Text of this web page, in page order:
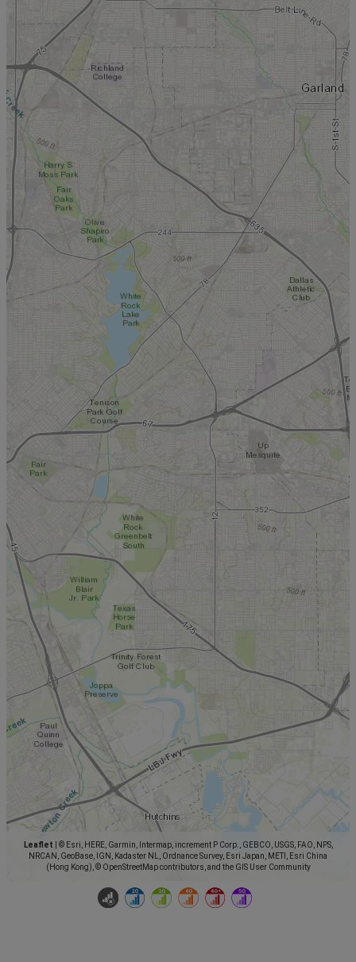
Leaflet
© Esri, HERE, Garmin, Intermap, increment P Corp., GEBCO, USGS, FAO, NPS,
NRCAN, GeoBase, IGN, Kadaster NL, Ordnance Survey, Esri Japan, METI, Esri China
(Hong Kong), © OpenStreetMap contributors, and the GIS User Community